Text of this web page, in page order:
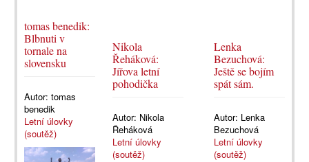
tomas benedik:
Blbnuti v
tornale na
slovensku
Autor: tomas
benedik
Letní úlovky
(soutěž)
Nikola
Řeháková:
Jířova letní
pohodička
Autor: Nikola
Řeháková
Letní úlovky
(soutěž)
Lenka
Bezuchová:
Ještě se bojím
spát sám.
Autor: Lenka
Bezuchová
Letní úlovky
(soutěž)